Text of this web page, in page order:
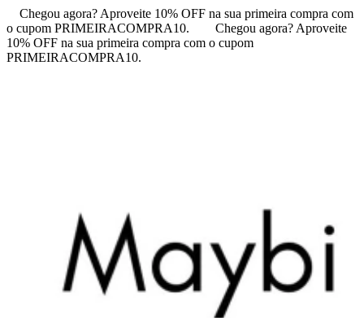
Chegou agora? Aproveite 10% OFF na sua primeira compra com
o cupom PRIMEIRACOMPRA10.
Chegou agora? Aproveite
10% OFF na sua primeira compra com o cupom
PRIMEIRACOMPRA10.